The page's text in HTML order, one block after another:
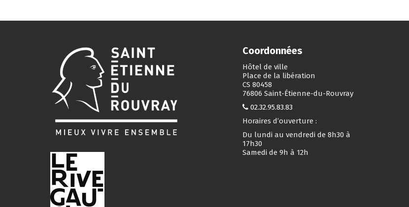
Coordonnées
Hôtel de ville
Place de la libération
CS 80458
76806 Saint-Étienne-du-Rouvray
02.32.95.83.83
Horaires d’ouverture :
Du lundi au vendredi de 8h30 à
17h30
Samedi de 9h à 12h